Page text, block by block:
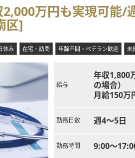
る新幹線代や交通費が全額支給される
ますため、ご希望があれば診察同線や必
2,000万円も実現可
区]
休み 在宅・訪問 年齢不問・ベテラン歓迎 未
給与
年収1,800
の場合）
月給150万
勤務日数 週4～5日
勤務時間 9:00～